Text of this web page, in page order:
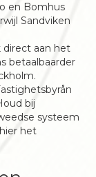
en Bomhus
Sandviken
direct aan het
betaalbaarder
bij
systeem
het